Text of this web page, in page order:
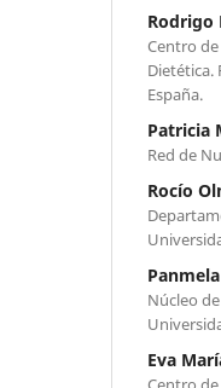
Rodrigo
Centro
Dietética.
España.
Patricia
Red de
Rocío
Núcleo
Eva